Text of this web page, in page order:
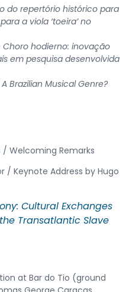
do repertório histórico para
a viola ‘toeira’ no
Choro hodierno: inovação
em pesquisa desenvolvida
A Brazilian Musical Genre?
Welcoming Remarks
/ Keynote Address by Hugo
Cultural Exchanges
Transatlantic Slave
at Bar do Tio (ground